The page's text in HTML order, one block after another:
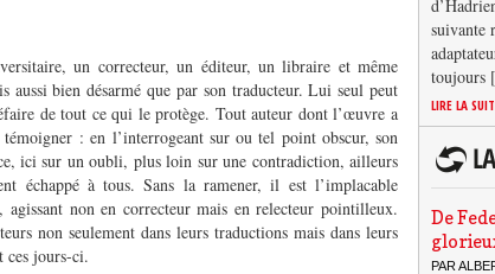
un correcteur, un éditeur, un libraire et même
aussi bien désarmé que par son traducteur. Lui seul peut
de tout ce qui le protège. Tout auteur dont l’œuvre a
: en l’interrogeant sur ou tel point obscur, son
ici sur un oubli, plus loin sur une contradiction, ailleurs
échappé à tous. Sans la ramener, il est l’implacable
non en correcteur mais en relecteur pointilleux.
non seulement dans leurs traductions mais dans leurs
ces jours-ci.
suivante
LIRE LA
De
PAR